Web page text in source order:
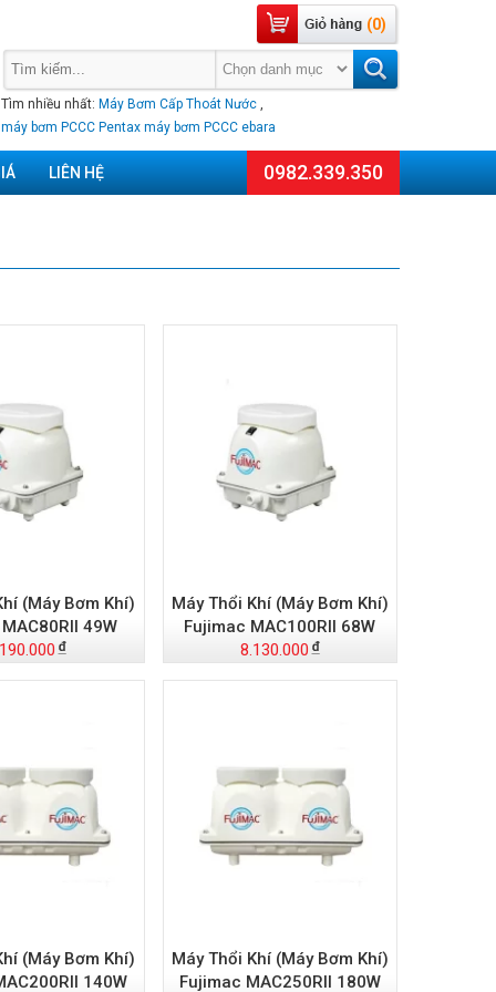
(0)
Tìm nhiều nhất: Máy Bơm Cấp Thoát Nước ,
máy bơm PCCC Pentax máy bơm PCCC ebara
LIÊN HỆ 0982.339.350
(Máy Bơm Khí)
49W
Máy Thổi Khí (Máy Bơm Khí)
Fujimac MAC100RII 68W
8.130.000
(Máy Bơm Khí)
140W
Máy Thổi Khí (Máy Bơm Khí)
Fujimac MAC250RII 180W